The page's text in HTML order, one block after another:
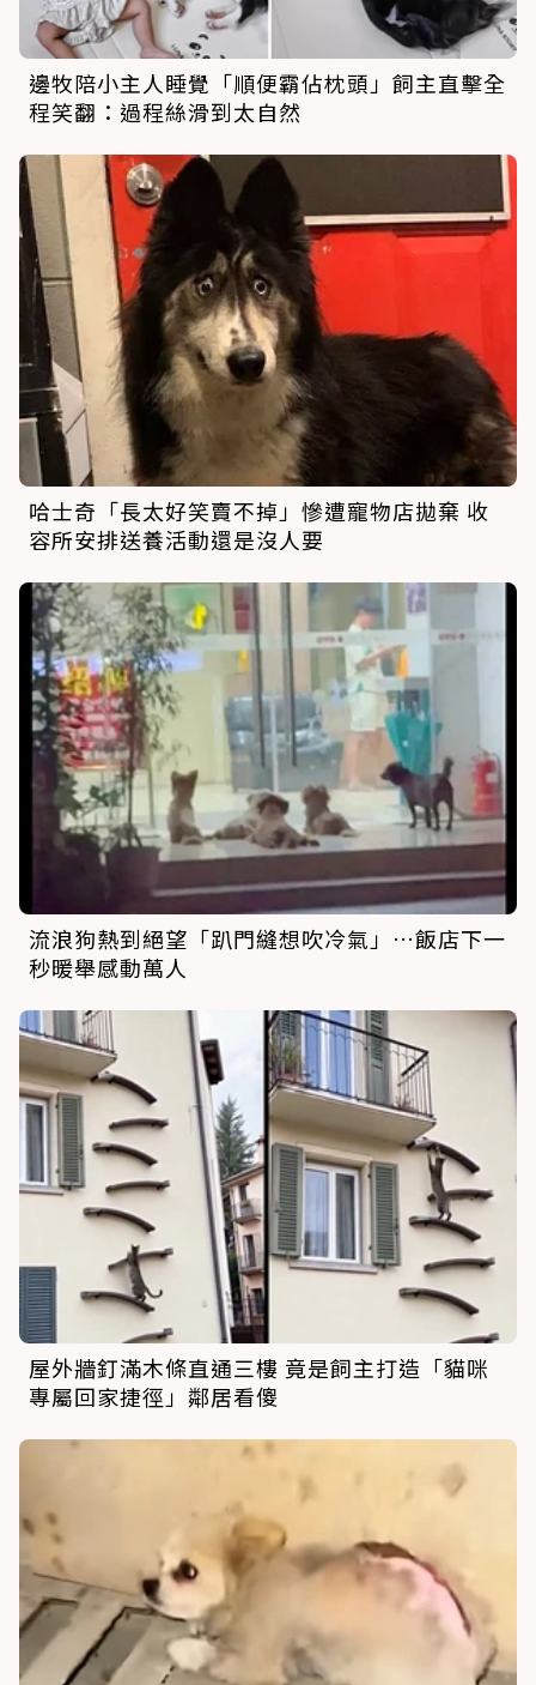
邊牧陪小主人睡覺「順便霸佔枕頭」飼主直擊全
程笑翻：過程絲滑到太自然
哈士奇「長太好笑賣不掉」慘遭寵物店拋棄 收
容所安排送養活動還是沒人要
流浪狗熱到絕望「趴門縫想吹冷氣」…飯店下一
秒暖舉感動萬人
屋外牆釘滿木條直通三樓 竟是飼主打造「貓咪
專屬回家捷徑」鄰居看傻